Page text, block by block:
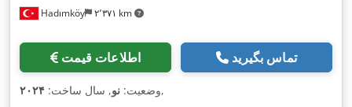
Hadımköy ۲٬۳۷۱ km
اطلاعات قیمت تماس بگیرید
وضعیت: نو, سال ساخت: ۲۰۲۴ ,